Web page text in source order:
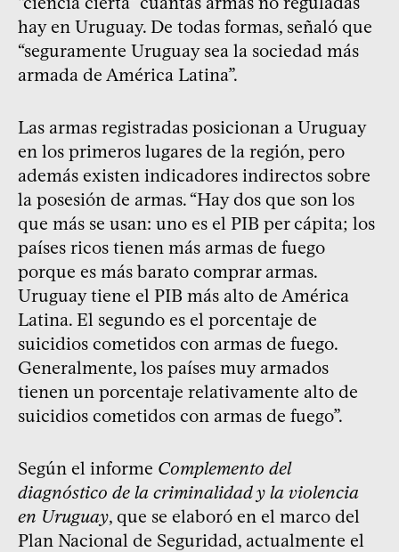
hay en Uruguay. De todas formas, señaló que
“seguramente Uruguay sea la sociedad más
armada de América Latina”.
Las armas registradas posicionan a Uruguay
en los primeros lugares de la región, pero
además existen indicadores indirectos sobre
la posesión de armas. “Hay dos que son los
que más se usan: uno es el PIB per cápita; los
países ricos tienen más armas de fuego
porque es más barato comprar armas.
Uruguay tiene el PIB más alto de América
Latina. El segundo es el porcentaje de
suicidios cometidos con armas de fuego.
Generalmente, los países muy armados
tienen un porcentaje relativamente alto de
suicidios cometidos con armas de fuego”.
Según el informe Complemento del
diagnóstico de la criminalidad y la violencia
en Uruguay, que se elaboró en el marco del
Plan Nacional de Seguridad, actualmente el